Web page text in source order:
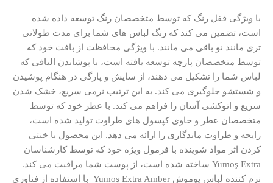
با ویژگی قفل رنگ که توسط متخصصان رنگ توسعه داده شده
است، تضمین می کند که رنگ لباس های شما برای مدت طولانی
تری مانند نو باقی می مانند. با ویژگی محافظت از بافت خود که
توسط متخصصان پارچه توسعه یافته است، با پوشاندن الیافی که
لباس شما را تشکیل می دهند، از سایش و پارگی در هنگام پوشیدن
و شستشو جلوگیری می کند. به این ترتیب نرمی سریع، خشک شدن
سریع و اتوکشی آسان را فراهم می کند. با عطر خود که توسط
متخصصان عطر و حاوی کپسول های طراوت تولید شده است،
رایحه و طراوت ماندگاری را ارائه می دهد. این محصول با خنثی
کردن اثر مواد شوینده با فرمول ویژه خود که توسط کارشناسان
Yumoş Extra ساخته شده است، از پوست شما مراقبت می کند.
نرم کننده لباس یوموش
Yumoş Extra Amber با استفاده از فناوری